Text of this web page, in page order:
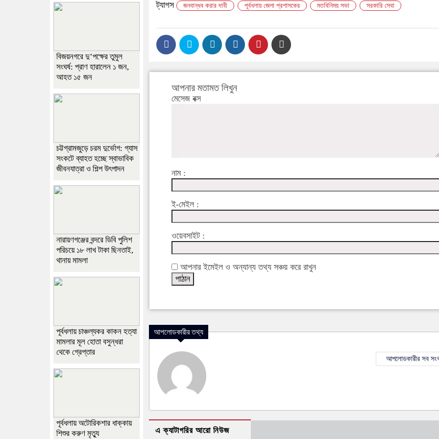
ট্যাগস জনবান্ধব করার দাবী পূর্বধলায় জেলা প্রশাসকের মতবিনিময় সভা সরকারি সেবা
আপনার মতামত লিখুন
মেসেজ বক্স
নাম :
ই-মেইল :
ওয়েবসাইট :
আপনার ইমেইল ও অন্যান্য তথ্য সঞ্চয় করে রাখুন
আপলোডকারীর তথ্য
আপলোডকারীর সব
এ ক্যাটাগরির আরো নিউজ
বিজয়নগরে দু’পক্ষের তুমুল
সংঘর্ষ: প্রাণ হারালেন ১ জন,
আহত ১৫ জন
চট্টগ্রামজুড়ে চরম দুর্ভোগ: গ্যাস
সংকটে ব্যাহত হচ্ছে স্বাভাবিক
জীবনযাত্রা ও শিল্প উৎপাদন
নারায়ণগঞ্জের বন্দরে ডিবি পুলিশ
পরিচয়ে ১৮ লাখ টাকা ছিনতাই,
থানায় মামলা
পূর্বধলায় চাঞ্চল্যকর কাকন হত্যা
মামলার মূল হোতা বসুন্ধরা
থেকে গ্রেপ্তার
পূর্বধলায় অটোরিকশার ধাক্কায়
শিশুর করুণ মৃত্যু